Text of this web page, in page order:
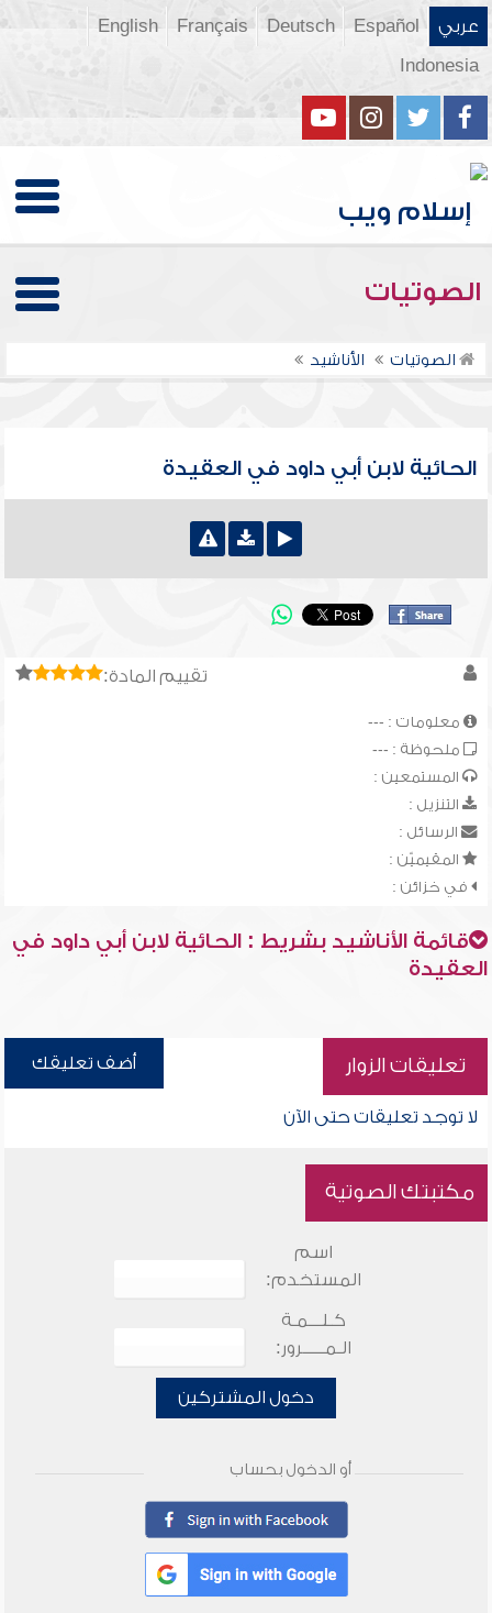
عربي Español
Deutsch
Français
English
Indonesia
الصوتيات
الصوتيات الأناشيد
الحائية لابن أبي داود في العقيدة
تقييم المادة:
معلومات : ---
ملحوظة : ---
المستمعين :
التنزيل :
الرسائل :
المقيميّن :
في خزائن :
قائمة الأناشيد بشريط : الحائية لابن أبي داود في
العقيدة
تعليقات الزوار أضف تعليقك
لا توجد تعليقات حتى الآن
مكتبتك الصوتية
اسم
المستخدم:
كـلـــمـة
الـمـــــرور:
دخول المشتركين
أو الدخول بحساب